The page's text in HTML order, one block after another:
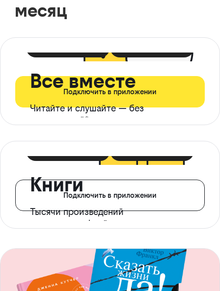
месяц
Все вместе
Читайте и слушайте — без
ограничений*
Подключить в приложении
Книги
Тысячи произведений
с доступом офлайн
Подключить в приложении